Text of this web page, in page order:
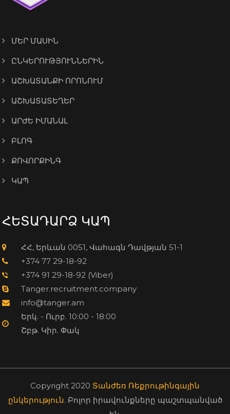
ՄԵՐ ՄԱՍԻՆ
ԸՆԿԵՐՈՒԹՅՈՒՆՆԵՐԻՆ
ԱՇԽԱՏԱՆՔԻ ՈՐՈՆՈՒՄ
ԱՇԽԱՏԱՏԵՂԵՐ
ԱՐԺԵ ԻՄԱՆԱԼ
ԲԼՈԳ
ՔՈՎՈՐՔԻՆԳ
ԿԱՊ
ՀԵՏԱԴԱՐՁ ԿԱՊ
ՀՀ, Երևան 0051, Վահագն Դավթյան 51-1
+374 77 29-18-92
+374 91 29-18-92 (Viber)
Tanger.recruitment.company
info@tanger.am
Երկ. - Ուրբ. 10:00 - 18:00
Շբթ. Կիր. Փակ
Copyright 2020 Տանժեռ Ռեքրութինգային
ընկերություն. Բոլոր իրավունքները պաշտպանված